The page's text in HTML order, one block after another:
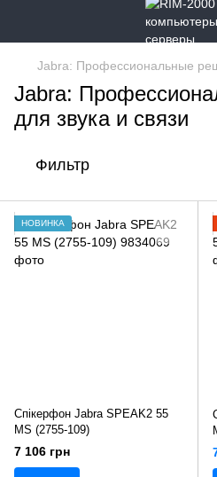
Jabra: Профессиональные
Jabra:
для звука и связи
Фильтр
НОВИНКА
Спікерфон Jabra SPEAK2 55
MS (2755-109)
7 106 грн